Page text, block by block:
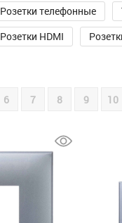
Розетки телефонные
Розетки HDMI
6 7 8 9 10